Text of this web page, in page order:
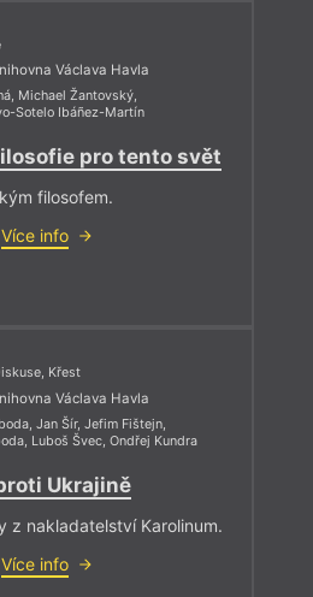
Václava Havla
, Michael Žantovský,
Sotelo Ibáñez-Martín
pro tento svět
filosofem.
Více info
Křest
Václava Havla
, Jan Šír, Jefim Fištejn,
, Luboš Švec, Ondřej Kundra
Ukrajině
z nakladatelství Karolinum.
Více info